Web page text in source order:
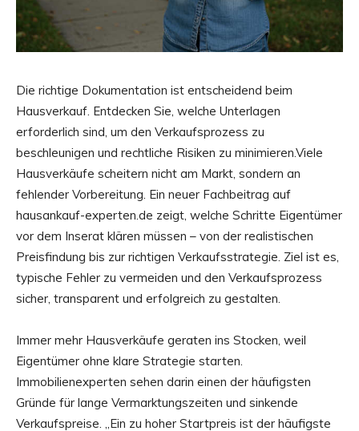
Die richtige Dokumentation ist entscheidend beim
Hausverkauf. Entdecken Sie, welche Unterlagen
erforderlich sind, um den Verkaufsprozess zu
beschleunigen und rechtliche Risiken zu minimieren.Viele
Hausverkäufe scheitern nicht am Markt, sondern an
fehlender Vorbereitung. Ein neuer Fachbeitrag auf
hausankauf-experten.de zeigt, welche Schritte Eigentümer
vor dem Inserat klären müssen – von der realistischen
Preisfindung bis zur richtigen Verkaufsstrategie. Ziel ist es,
typische Fehler zu vermeiden und den Verkaufsprozess
sicher, transparent und erfolgreich zu gestalten.
Immer mehr Hausverkäufe geraten ins Stocken, weil
Eigentümer ohne klare Strategie starten.
Immobilienexperten sehen darin einen der häufigsten
Gründe für lange Vermarktungszeiten und sinkende
Verkaufspreise. „Ein zu hoher Startpreis ist der häufigste